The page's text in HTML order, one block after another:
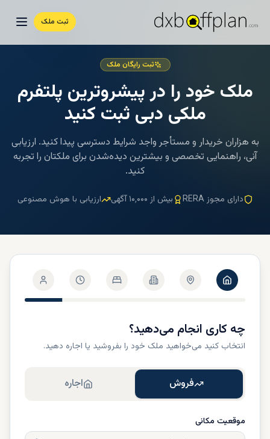
ثبت ملک
ثبت رایگان ملک
ملک خود را در پیشروترین پلتفرم
ملکی دبی ثبت کنید
به هزاران خریدار و مستأجر واجد شرایط دسترسی پیدا کنید. ارزیابی
آنی، راهنمایی تخصصی و بیشترین دیده‌شدن برای ملکتان را تجربه
کنید.
دارای مجوز RERA بیش از ۱۰٬۰۰۰ آگهی ارزیابی با هوش مصنوعی
چه کاری انجام می‌دهید؟
انتخاب کنید می‌خواهید ملک خود را بفروشید یا اجاره دهید.
فروش اجاره
موقعیت مکانی